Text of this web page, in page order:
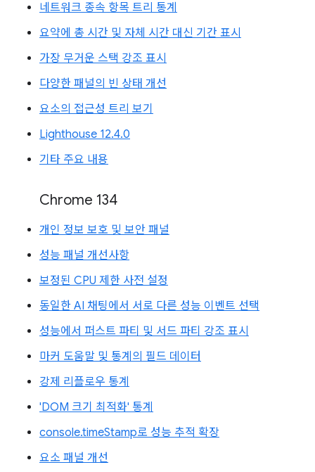
네트워크 종속 항목 트리 통계
요약에 총 시간 및 자체 시간 대신 기간 표시
가장 무거운 스택 강조 표시
다양한 패널의 빈 상태 개선
요소의 접근성 트리 보기
Lighthouse 12.4.0
기타 주요 내용
Chrome 134
개인 정보 보호 및 보안 패널
성능 패널 개선사항
보정된 CPU 제한 사전 설정
동일한 AI 채팅에서 서로 다른 성능 이벤트 선택
성능에서 퍼스트 파티 및 서드 파티 강조 표시
마커 도움말 및 통계의 필드 데이터
강제 리플로우 통계
'DOM 크기 최적화' 통계
console.timeStamp로 성능 추적 확장
요소 패널 개선